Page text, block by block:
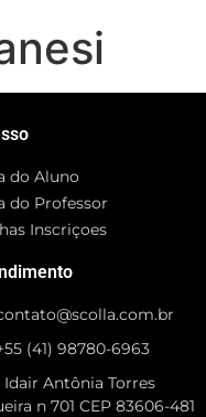
do Aluno
do Professor
Inscriçoes
(41) 98780-6963
Idair Antônia Torres
n 701 CEP 83606-481